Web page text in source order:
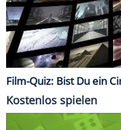
Film-Quiz: Bist Du ein
Kostenlos spielen